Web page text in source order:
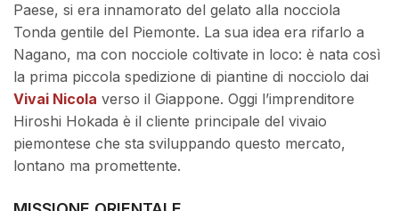
Paese, si era innamorato del gelato alla nocciola
Tonda gentile del Piemonte. La sua idea era rifarlo a
Nagano, ma con nocciole coltivate in loco: è nata così
la prima piccola spedizione di piantine di nocciolo dai
Vivai Nicola verso il Giappone. Oggi l’imprenditore
Hiroshi Hokada è il cliente principale del vivaio
piemontese che sta sviluppando questo mercato,
lontano ma promettente.